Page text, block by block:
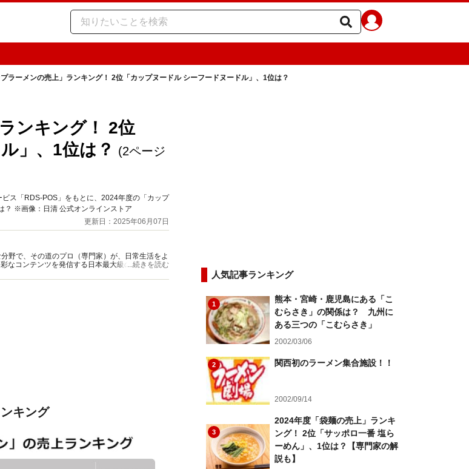
ラーメンの売上」ランキング！ 2位「カップヌードル シーフードヌードル」、1位は？
ンキング！ 2位
」、1位は？
(2ページ
ス「RDS-POS」をもとに、2024年度の「カップ
？ ※画像：日清 公式オンラインストア
更新日：2025年06月07日
野で、その道のプロ（専門家）が、日常生活をよ
なコンテンツを発信する日本最大級の総合情報サ
...続きを読む
キング
人気記事ランキング
1
熊本・宮崎・鹿児島にある「こ
むらさき」の関係は？ 九州に
ある三つの「こむらさき」
2002/03/06
2 関西初のラーメン集合施設！！
2002/09/14
3
2024年度「袋麺の売上」ランキ
ング！ 2位「サッポロ一番 塩ら
ーめん」、1位は？【専門家の解
説も】